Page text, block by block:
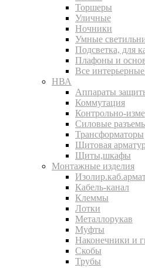
Торшеры
Уличные
Ночники
Умные
Подсветка, для
Плафоны и
Все
НВА
Аппараты
Коммутация
Контрольно-
Силовые
Трансформаторы
Щитовая
Щиты,шкафы
Монтажные изделия
Кабель-канал
Клеммы
Лотки
Металлорукав
Муфты
Наконечники и
Скобы
Трубы